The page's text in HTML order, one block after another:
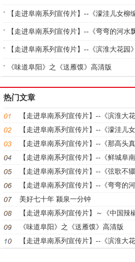
【走进阜南系列宣传片】--《濛洼儿女柳
【走进阜南系列宣传片】--《弯弯的河水
集》
【走进阜南系列宣传片】--《滨淮大花园》
《味道阜阳》之《送雁馍》高清版
热门文章
【走进阜南系列宣传片】--《滨淮大花
【走进阜南系列宣传片】--《濛洼儿
情》
【走进阜南系列宣传片】--《那高头
场》
【走进阜南系列宣传片】--《鲜城阜南
【走进阜南系列宣传片】--《弦歌不辍
【走进阜南系列宣传片】--《弯弯的
香的集》
美好七十年 颍泉一分钟
【走进阜南系列宣传片】～《中国辣
——会龙》
《味道阜阳》之《送雁馍》高清版
【走进阜南系列宣传片】--《滨淮大花